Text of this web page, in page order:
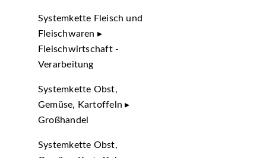
Systemkette Fleisch und
Fleischwaren ▸
Fleischwirtschaft -
Verarbeitung
Systemkette Obst,
Gemüse, Kartoffeln ▸
Großhandel
Systemkette Obst,